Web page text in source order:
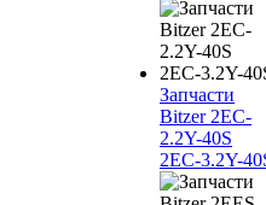
Запчасти
Bitzer 2EC-
2.2Y-40S
2EC-3.2Y-